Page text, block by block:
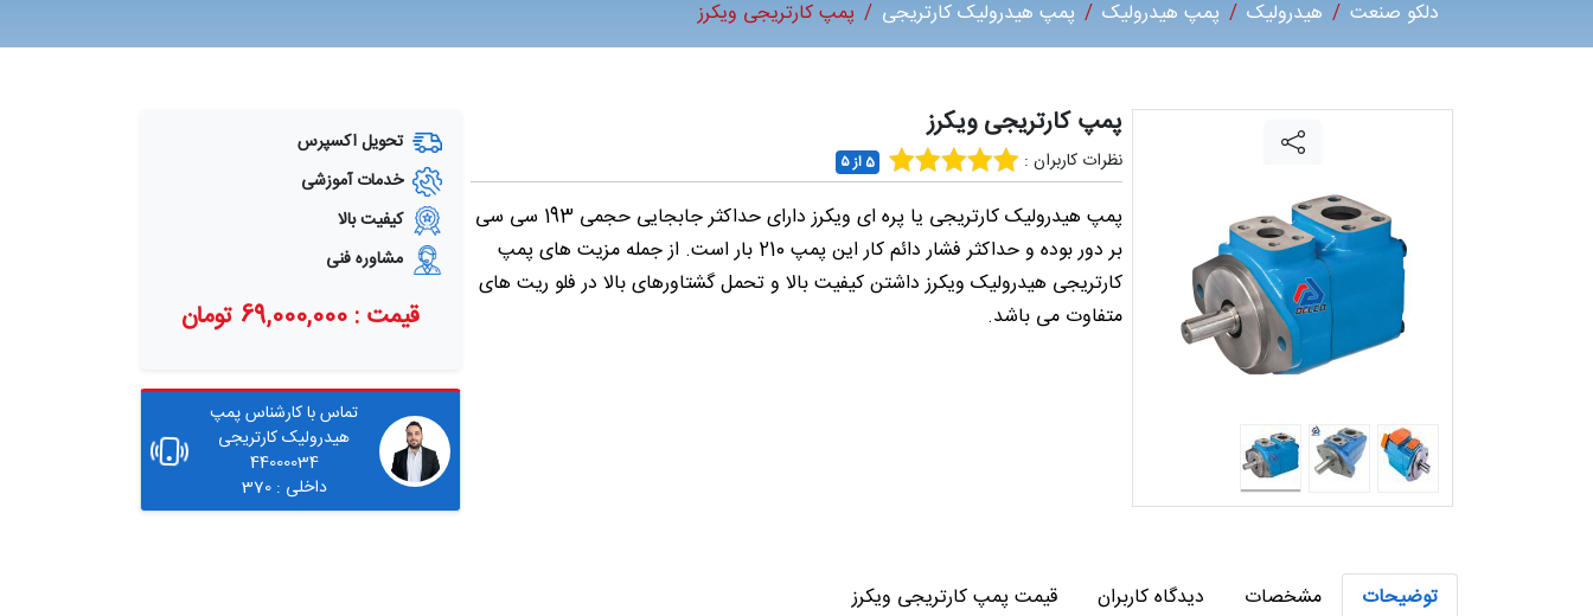
دلکو صنعت هیدرولیک پمپ هیدرولیک پمپ هیدرولیک کارتریجی پمپ کارتریجی ویکرز
پمپ کارتریجی ویکرز
نظرات کاربران : 5 از ۵
پمپ هیدرولیک کارتریجی یا پره ای ویکرز دارای حداکثر جابجایی حجمی 193 سی سی
بر دور بوده و حداکثر فشار دائم کار این پمپ 210 بار است. از جمله مزیت های پمپ
کارتریجی هیدرولیک ویکرز داشتن کیفیت بالا و تحمل گشتاورهای بالا در فلو ریت های
متفاوت می باشد.
تحویل اکسپرس
خدمات آموزشی
کیفیت بالا
مشاوره فنی
قیمت : 69,000,000 تومان
تماس با کارشناس پمپ
هیدرولیک کارتریجی
44000034
داخلی : 370
توضیحات مشخصات دیدگاه کاربران قیمت پمپ کارتریجی ویکرز